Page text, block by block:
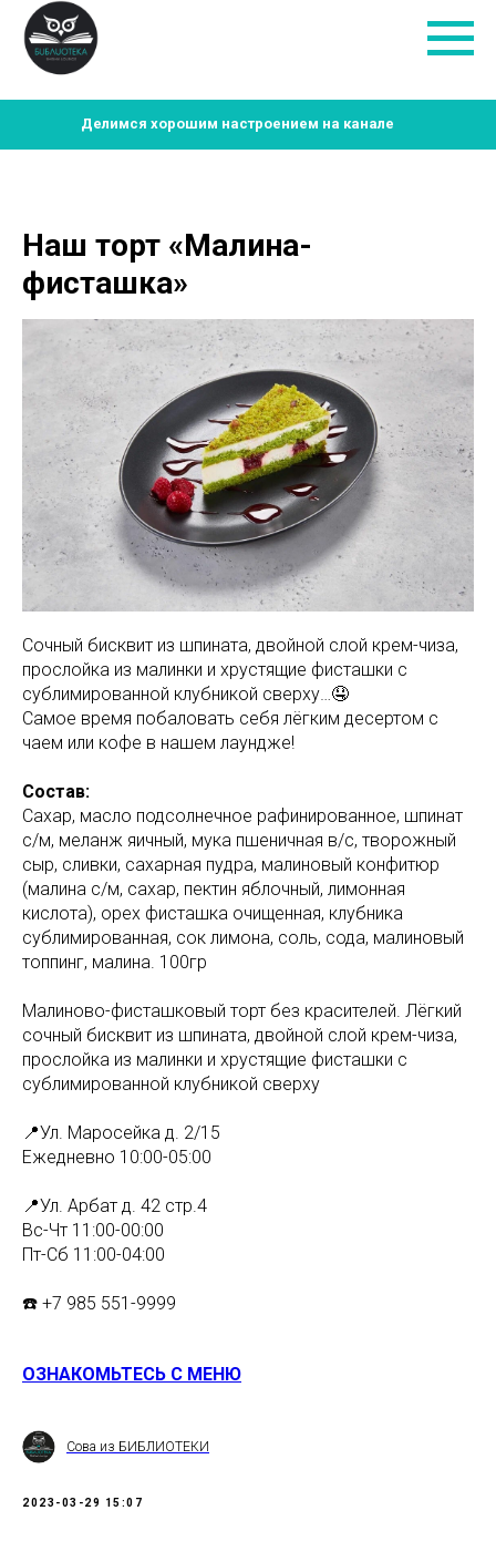
Делимся хорошим настроением на канале
Наш торт «Малина-
фисташка»
Сочный бисквит из шпината, двойной слой крем-чиза,
прослойка из малинки и хрустящие фисташки с
сублимированной клубникой сверху…🤤
Самое время побаловать себя лёгким десертом с
чаем или кофе в нашем лаундже!
Состав:
Сахар, масло подсолнечное рафинированное, шпинат
с/м, меланж яичный, мука пшеничная в/с, творожный
сыр, сливки, сахарная пудра, малиновый конфитюр
(малина с/м, сахар, пектин яблочный, лимонная
кислота), орех фисташка очищенная, клубника
сублимированная, сок лимона, соль, сода, малиновый
топпинг, малина. 100гр
Малиново-фисташковый торт без красителей. Лёгкий
сочный бисквит из шпината, двойной слой крем-чиза,
прослойка из малинки и хрустящие фисташки с
сублимированной клубникой сверху
📍Ул. Маросейка д. 2/15
Ежедневно 10:00-05:00
📍Ул. Арбат д. 42 стр.4
Вс-Чт 11:00-00:00⠀
Пт-Сб 11:00-04:00
☎️ +7 985 551-9999
ОЗНАКОМЬТЕСЬ С МЕНЮ
Сова из БИБЛИОТЕКИ
2023-03-29 15:07